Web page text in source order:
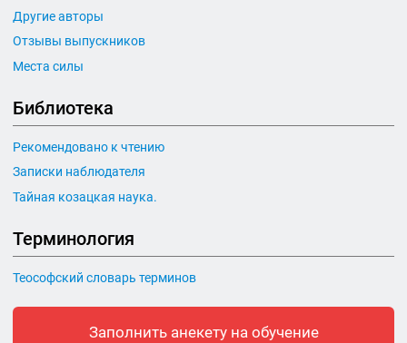
Другие авторы
Отзывы выпускников
Места силы
Библиотека
Рекомендовано к чтению
Записки наблюдателя
Тайная козацкая наука.
Терминология
Теософский словарь терминов
Заполнить анекету на обучение